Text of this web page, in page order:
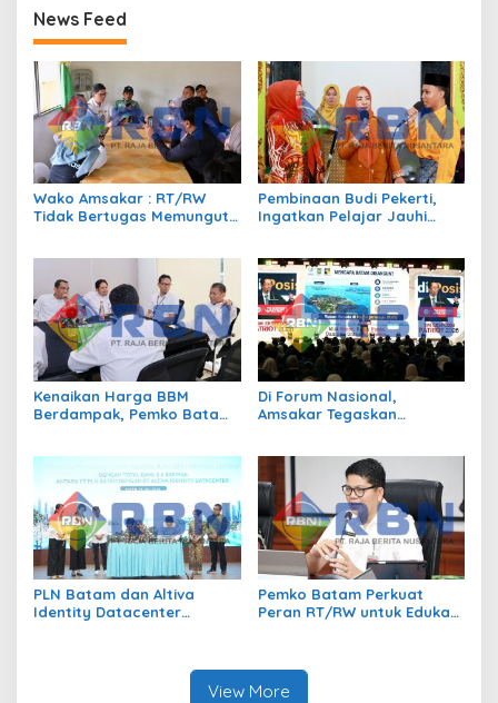
News Feed
Wako Amsakar : RT/RW
Tidak Bertugas Memungut
Pembinaan Budi Pekerti,
Ingatkan Pelajar Jauhi
Kenaikan Harga BBM
Berdampak, Pemko Batam
Di Forum Nasional,
Amsakar Tegaskan
Pembangunan
PLN Batam dan Altiva
Identity Datacenter
Pemko Batam Perkuat
Peran RT/RW untuk Edukasi
View More